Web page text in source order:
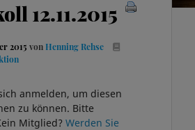
12.11.2015
2015 von Henning Rehse
anmelden, um diesen
zu können. Bitte
Mitglied? Werden Sie